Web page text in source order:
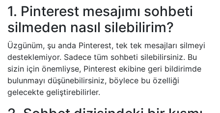
1. Pinterest mesajımı sohbeti
silmeden nasıl silebilirim?
Üzgünüm, şu anda Pinterest, tek tek mesajları silmeyi
desteklemiyor. Sadece tüm sohbeti silebilirsiniz. Bu
sizin için önemliyse, Pinterest ekibine geri bildirimde
bulunmayı düşünebilirsiniz, böylece bu özelliği
gelecekte geliştirebilirler.